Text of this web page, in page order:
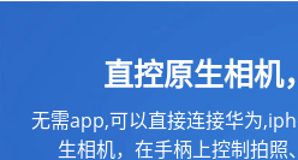
直控原生相机
无需app,可以直接连接华为
生相机，在手柄上控制拍照